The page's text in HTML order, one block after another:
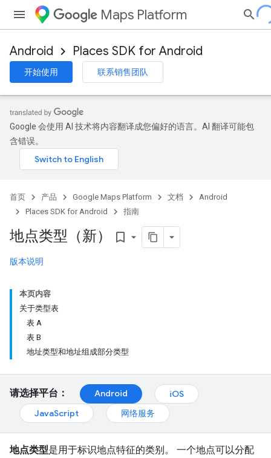
Maps Platform
Android Places SDK for Android
开始使用 联系销售团队
Google 会使用 AI 技术将内容翻译成您偏好的语言。AI 翻译可能包
含错误。
首页 产品 Google Maps Platform 文档
Android
Places SDK for Android
指南
地点类型（新） bookmark_border
版本说明
本页内容
关于类型表
表 A
表 B
地址类型和地址组成部分类型
请选择平台： Android
iOS
JavaScript
网络服务
地点类型是用于标识地点特征的类别。 一个地点可以分配